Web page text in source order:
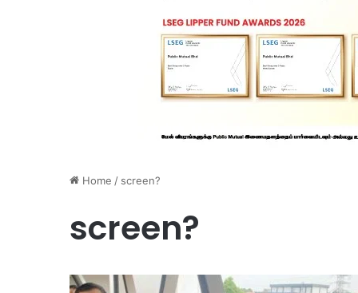
Home / screen?
screen?